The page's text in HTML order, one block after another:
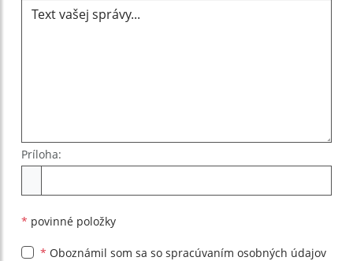
Príloha:
* povinné položky
* Oboznámil som sa so spracúvaním osobných údajov